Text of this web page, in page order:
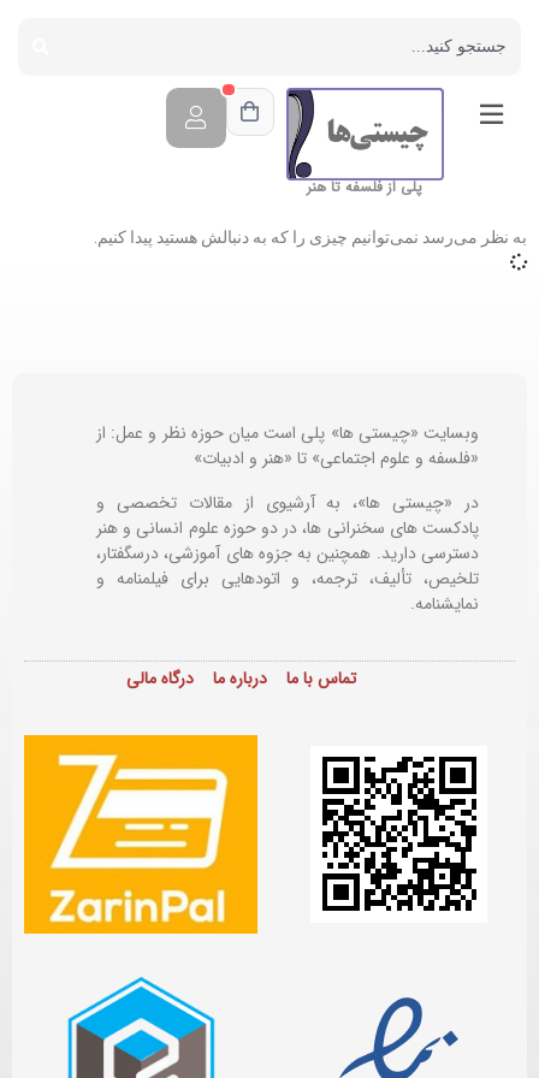
پلی از فلسفه تا هنر
به نظر می‌رسد نمی‌توانیم چیزی را که به دنبالش هستید پیدا کنیم.
وبسایت «چیستی ها» پلی است میان حوزه نظر و عمل: از
«فلسفه و علوم اجتماعی» تا «هنر و ادبیات»
در «چیستی ها»، به آرشیوی از مقالات تخصصی و
پادکست های سخنرانی ها، در دو حوزه علوم انسانی و هنر
دسترسی دارید. همچنین به جزوه های آموزشی، درسگفتار،
تلخیص، تألیف، ترجمه، و اتودهایی برایفیلمنامه و
نمایشنامه.
تماس با ما درباره ما درگاه مالی